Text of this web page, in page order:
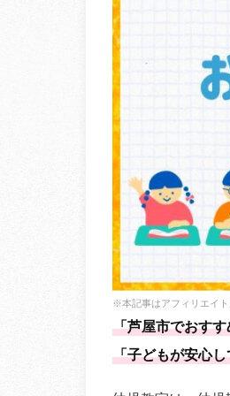
※本記事はアフィリエイ
「芦屋市でおす
「子どもが安心